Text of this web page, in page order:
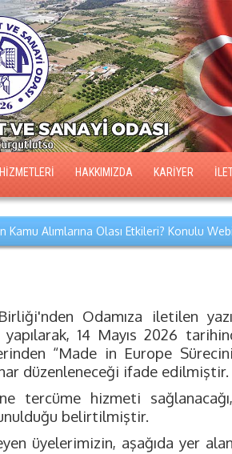
HAKKIMIZDA KARİYER
Alımlarına Olası Etkileri? Konulu
Odamıza iletilen
14 Mayıs 2026
“Made in Europe
düzenleneceği ifade edilmiştir.
tercüme hizmeti
belirtilmiştir.
üyelerimizin, aşağıda yer